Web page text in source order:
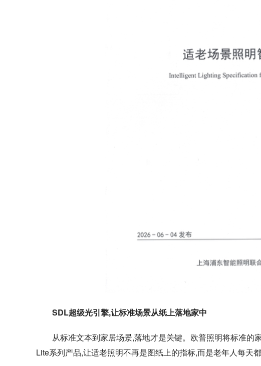
SDL超级光引擎,让标准场景从纸上落地家中
从标准文本到家居场景,落地才是关键。欧普照明将标准
Lite系列产品,让适老照明不再是图纸上的指标,而是老年人每天